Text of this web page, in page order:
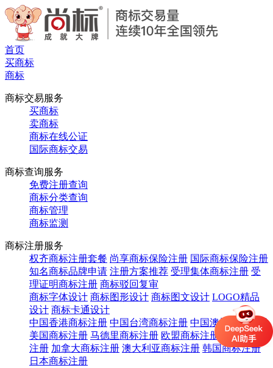
首页
买商标
商标
商标交易服务
买商标
卖商标
商标在线公证
国际商标交易
商标查询服务
免费注册查询
商标分类查询
商标管理
商标监测
商标注册服务
权齐商标注册套餐 尚享商标保险注册 国际商标保险注册
知名商标品牌申请 注册方案推荐 受理集体商标注册 受
理证明商标注册 商标驳回复审
商标字体设计 商标图形设计 商标图文设计 LOGO精品
设计 商标卡通设计
中国香港商标注册 中国台湾商标注册 中国澳门商标注册
美国商标注册 马德里商标注册 欧盟商标注册
英国商标
注册 加拿大商标注册 澳大利亚商标注册 韩国商标注册
日本商标注册